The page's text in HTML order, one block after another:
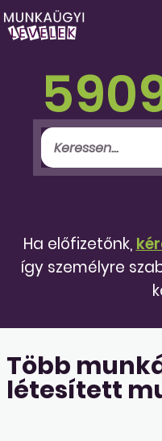
Ha előfizetőnk,
így személyre
Több
létesített